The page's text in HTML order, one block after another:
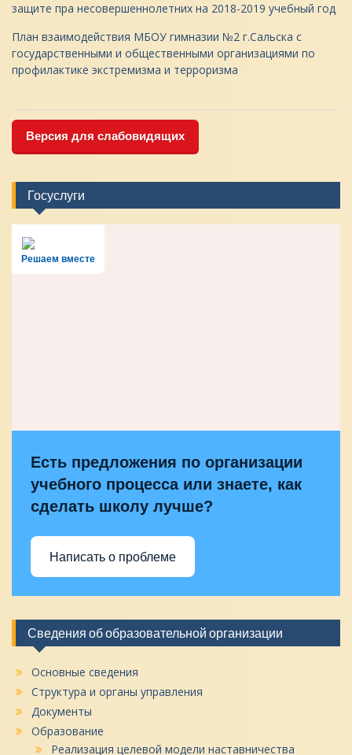
защите пра несовершеннолетних на 2018-2019 учебный год
План взаимодействия МБОУ гимназии №2 г.Сальска с
государственными и общественными организациями по
профилактике экстремизма и терроризма
Версия для слабовидящих
Госуслуги
Решаем вместе
Есть предложения по организации
учебного процесса или знаете, как
сделать школу лучше?
Написать о проблеме
Сведения об образовательной организации
Основные сведения
Структура и органы управления
Документы
Образование
Реализация целевой модели наставничества